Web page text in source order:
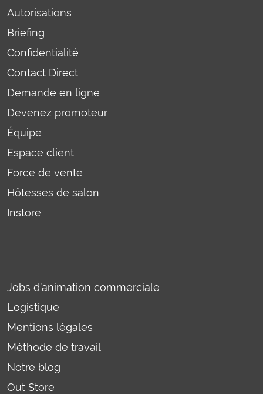
Autorisations
Briefing
Confidentialité
Contact Direct
Demande en ligne
Devenez promoteur
Équipe
Espace client
Force de vente
Hôtesses de salon
Instore
Jobs d’animation commerciale
Logistique
Mentions légales
Méthode de travail
Notre blog
Out Store